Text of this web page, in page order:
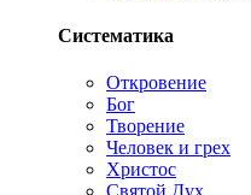
Систематика
Откровение
Бог
Творение
Человек и грех
Христос